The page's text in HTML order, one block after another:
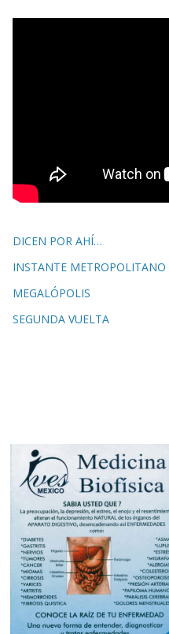
DICEN POR AHÍ…
INSTANTE METROPOLITANO
MEGALÓPOLIS
SEGUNDA VUELTA